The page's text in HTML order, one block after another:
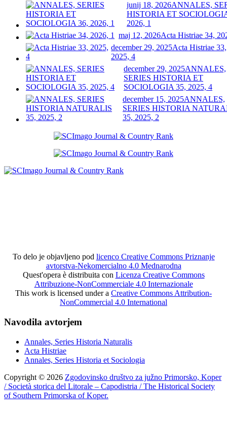
junij 18, 2026ANNALES,
HISTORIA ET
2026, 1
maj 12, 2026Acta Histriae 34,
december 29, 2025Acta Histriae 33,
2025, 4
december 29, 2025ANNALES,
SERIES HISTORIA ET
SOCIOLOGIA 35, 2025, 4
december 15, 2025ANNALES,
SERIES HISTORIA
35, 2025, 2
To delo je objavljeno pod licenco Creative Commons Priznanje
avtorstva-Nekomercialno 4.0 Mednarodna
Quest'opera è distribuita con Licenza Creative Commons
Attribuzione-NonCommerciale 4.0 Internazionale
This work is licensed under a Creative Commons Attribution-
NonCommercial 4.0 International
Navodila avtorjem
Annales, Series Historia Naturalis
Acta Histriae
Annales, Series Historia et Sociologia
Copyright © 2026 Zgodovinsko društvo za južno Primorsko, Koper
/ Società storica del Litorale – Capodistria / The Historical Society
of Southern Primorska of Koper.